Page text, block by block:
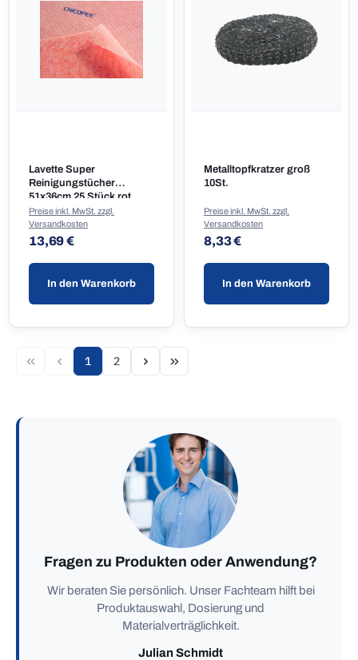
Lavette Super
Reinigungstücher
51x36cm 25 Stück rot
Regulärer Preis:
13,69 €
Preise inkl. MwSt. zzgl.
Versandkosten
In den Warenkorb
Metalltopfkratzer groß
10St.
Regulärer Preis:
8,33 €
Preise inkl. MwSt. zzgl.
Versandkosten
In den Warenkorb
Seite
1 Seite
2
Fragen zu Produkten oder Anwendung?
Wir beraten Sie persönlich. Unser Fachteam hilft bei
Produktauswahl, Dosierung und
Materialverträglichkeit.
Julian Schmidt